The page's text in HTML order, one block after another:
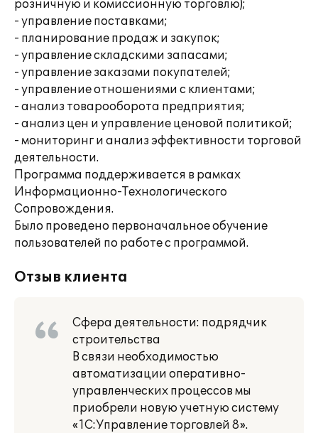
розничную и комиссионную торговлю);
- управление поставками;
- планирование продаж и закупок;
- управление складскими запасами;
- управление заказами покупателей;
- управление отношениями с клиентами;
- анализ товарооборота предприятия;
- анализ цен и управление ценовой политикой;
- мониторинг и анализ эффективности торговой
деятельности.
Программа поддерживается в рамках
Информационно-Технологического
Сопровождения.
Было проведено первоначальное обучение
пользователей по работе с программой.
Отзыв клиента
Сфера деятельности: подрядчик
строительства
В связи необходимостью
автоматизации оперативно-
управленческих процессов мы
приобрели новую учетную систему
«1С:Управление торговлей 8».